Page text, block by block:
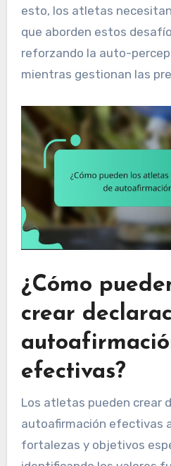
esto, los atletas
que aborden estos
reforzando la auto-
mientras gestionan las
¿Cómo
crear
efectivas?
Los atletas pueden crear
autoafirmación efectivas
fortalezas y objetivos